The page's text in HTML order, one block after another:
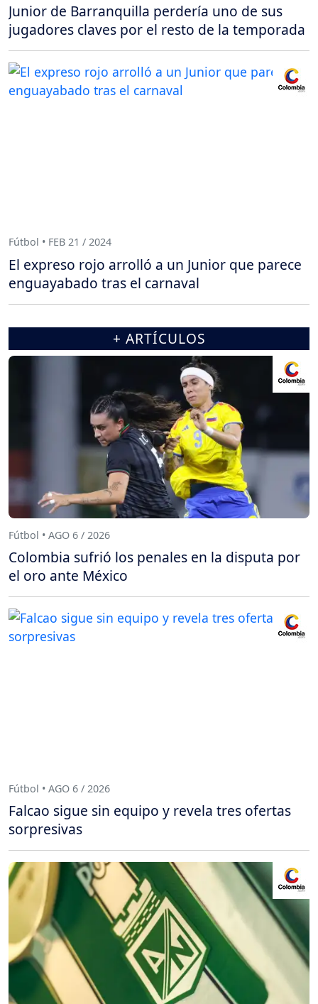
Junior de Barranquilla perdería uno de sus
jugadores claves por el resto de la temporada
Fútbol • FEB 21 / 2024
El expreso rojo arrolló a un Junior que parece
enguayabado tras el carnaval
+ ARTÍCULOS
Fútbol • AGO 6 / 2026
Colombia sufrió los penales en la disputa por
el oro ante México
Fútbol • AGO 6 / 2026
Falcao sigue sin equipo y revela tres ofertas
sorpresivas